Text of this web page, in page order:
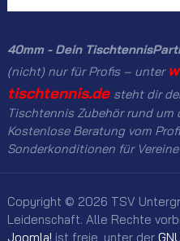
40mm - Dein
(nicht) nur für Profis – unter
tischtennis.de steht dir
Tischtennis Zubehör rund um
Kostenlose Beratung vom
Sonderkonditionen für
Copyright © 2026 TSV
Leidenschaft. Alle Rechte
Joomla! ist freie, unter der